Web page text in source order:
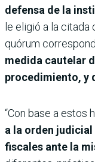
defensa de la
le eligió a la citada
quórum
medida cautelar
procedimiento, y
“Con base a estos
a la orden
fiscales ante la